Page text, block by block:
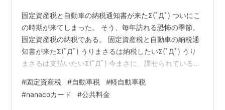
固定資産税と自動車の納税通知書が来たΣ(ﾟДﾟ) ついにこ
の時期が来てしまった。 そう、毎年訪れる恐怖の季節。
固定資産税の納税である。 固定資産税と自動車の納税通
知書が来たΣ(ﾟДﾟ) うりまさるは納税したいΣ(ﾟДﾟ) うり
まさるは支払いたいΣ(ﾟДﾟ) 今まさに、課せられている税
まさるはnanacoカードで支払いたいΣ(ﾟДﾟ) 公共料金
は、クレカで支払えないΣ(ﾟДﾟ) 結論Σ(ﾟДﾟ) うりまさる
#固定資産税 #自動車税 #軽自動車税
#nanacoカード #公共料金